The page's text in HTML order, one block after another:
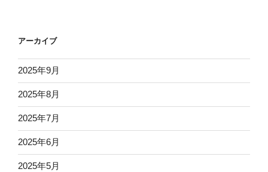
アーカイブ
2025年9月
2025年8月
2025年7月
2025年6月
2025年5月